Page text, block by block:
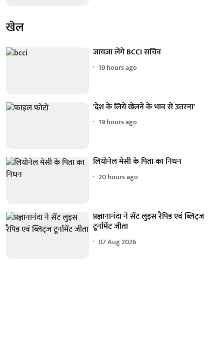
खेल
जायजा लेंगे BCCI सचिव
19 hours ago
'देश के लिये खेलने के भाव से उतरना'
19 hours ago
लियोनेल मेसी के पिता का निधन
20 hours ago
प्रज्ञानानंदा ने सेंट लुइस रैपिड एवं ब्लिट्ज
टूर्नामेंट जीता
07 Aug 2026